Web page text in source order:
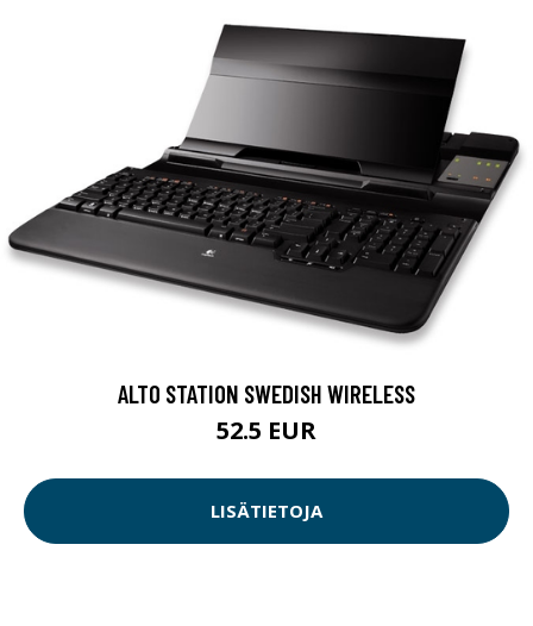
ALTO STATION SWEDISH WIRELESS
52.5 EUR
LISÄTIETOJA